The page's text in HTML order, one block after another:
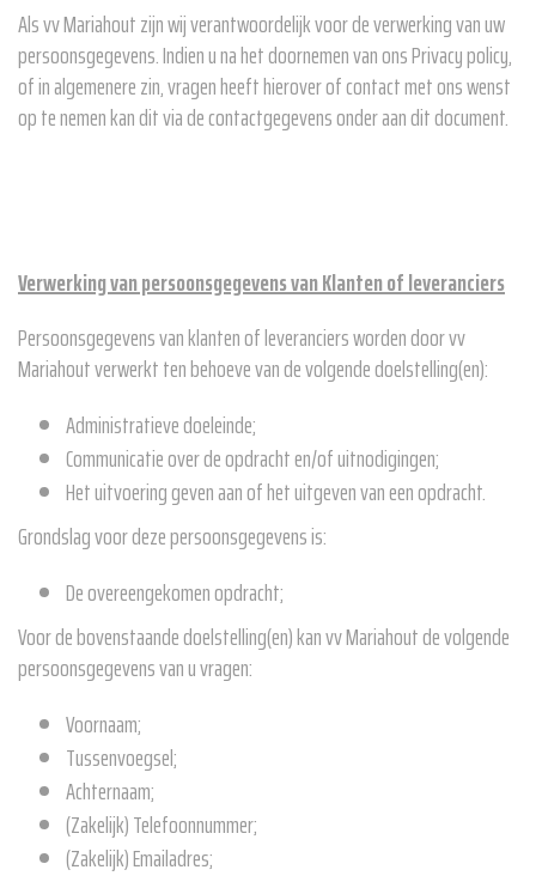
Als vv Mariahout zijn wij verantwoordelijk voor de verwerking van uw
persoonsgegevens. Indien u na het doornemen van ons Privacy policy,
of in algemenere zin, vragen heeft hierover of contact met ons wenst
op te nemen kan dit via de contactgegevens onder aan dit document.
Verwerking van persoonsgegevens van Klanten of leveranciers
Persoonsgegevens van klanten of leveranciers worden door vv
Mariahout verwerkt ten behoeve van de volgende doelstelling(en):
Administratieve doeleinde;
Communicatie over de opdracht en/of uitnodigingen;
Het uitvoering geven aan of het uitgeven van een opdracht.
Grondslag voor deze persoonsgegevens is:
De overeengekomen opdracht;
Voor de bovenstaande doelstelling(en) kan vv Mariahout de volgende
persoonsgegevens van u vragen:
Voornaam;
Tussenvoegsel;
Achternaam;
(Zakelijk) Telefoonnummer;
(Zakelijk) Emailadres;